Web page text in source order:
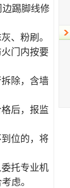
边踢脚线修
、粉刷。
门内按要
除，含墙
后，报监
位的，将
托专业机
虑。